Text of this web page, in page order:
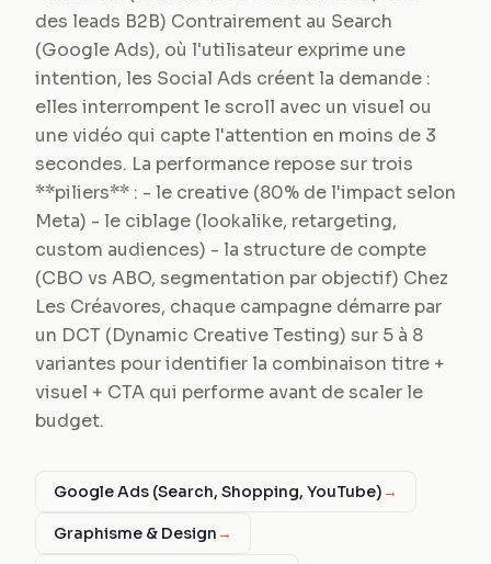
des leads B2B) Contrairement au Search
(Google Ads), où l'utilisateur exprime une
intention, les Social Ads créent la demande :
elles interrompent le scroll avec un visuel ou
une vidéo qui capte l'attention en moins de 3
secondes. La performance repose sur trois
**piliers** : - le creative (80% de l'impact selon
Meta) - le ciblage (lookalike, retargeting,
custom audiences) - la structure de compte
(CBO vs ABO, segmentation par objectif) Chez
Les Créavores, chaque campagne démarre par
un DCT (Dynamic Creative Testing) sur 5 à 8
variantes pour identifier la combinaison titre +
visuel + CTA qui performe avant de scaler le
budget.
Google Ads (Search, Shopping, YouTube)→
Graphisme & Design→